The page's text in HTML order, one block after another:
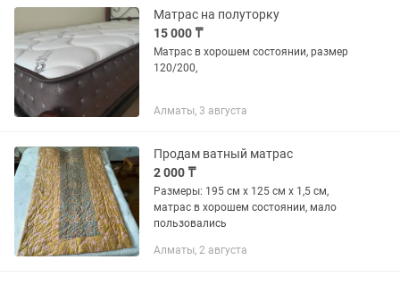
Матрас на полуторку
15 000 ₸
Матрас в хорошем состоянии, размер
120/200,
Алматы, 3 августа
Продам ватный матрас
2 000 ₸
Размеры: 195 см х 125 см х 1,5 см,
матрас в хорошем состоянии, мало
пользовались
Алматы, 2 августа